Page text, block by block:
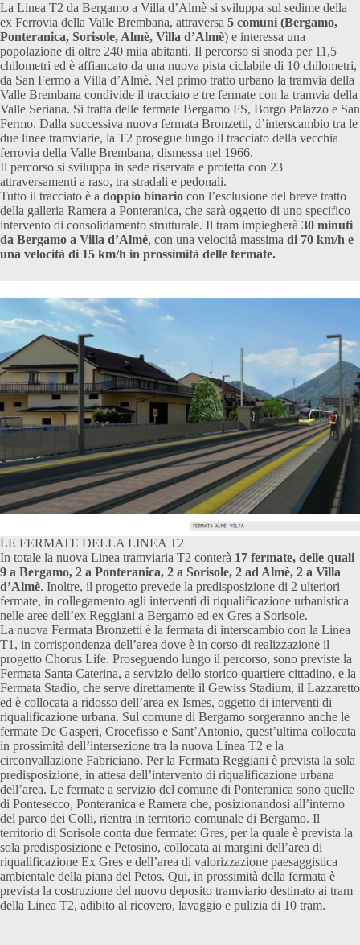
La Linea T2 da Bergamo a Villa d’Almè si sviluppa sul sedime della
ex Ferrovia della Valle Brembana, attraversa 5 comuni (Bergamo,
Ponteranica, Sorisole, Almè, Villa d’Almè) e interessa una
popolazione di oltre 240 mila abitanti. Il percorso si snoda per 11,5
chilometri ed è affiancato da una nuova pista ciclabile di 10 chilometri,
da San Fermo a Villa d’Almè. Nel primo tratto urbano la tramvia della
Valle Brembana condivide il tracciato e tre fermate con la tramvia della
Valle Seriana. Si tratta delle fermate Bergamo FS, Borgo Palazzo e San
Fermo. Dalla successiva nuova fermata Bronzetti, d’interscambio tra le
due linee tramviarie, la T2 prosegue lungo il tracciato della vecchia
ferrovia della Valle Brembana, dismessa nel 1966.
Il percorso si sviluppa in sede riservata e protetta con 23
attraversamenti a raso, tra stradali e pedonali.
Tutto il tracciato è a doppio binario con l’esclusione del breve tratto
della galleria Ramera a Ponteranica, che sarà oggetto di uno specifico
intervento di consolidamento strutturale. Il tram impiegherà 30 minuti
da Bergamo a Villa d’Almé, con una velocità massima di 70 km/h e
una velocità di 15 km/h in prossimità delle fermate.
LE FERMATE DELLA LINEA T2
In totale la nuova Linea tramviaria T2 conterà 17 fermate, delle quali
9 a Bergamo, 2 a Ponteranica, 2 a Sorisole, 2 ad Almè, 2 a Villa
d’Almè. Inoltre, il progetto prevede la predisposizione di 2 ulteriori
fermate, in collegamento agli interventi di riqualificazione urbanistica
nelle aree dell’ex Reggiani a Bergamo ed ex Gres a Sorisole.
La nuova Fermata Bronzetti è la fermata di interscambio con la Linea
T1, in corrispondenza dell’area dove è in corso di realizzazione il
progetto Chorus Life. Proseguendo lungo il percorso, sono previste la
Fermata Santa Caterina, a servizio dello storico quartiere cittadino, e la
Fermata Stadio, che serve direttamente il Gewiss Stadium, il Lazzaretto
ed è collocata a ridosso dell’area ex Ismes, oggetto di interventi di
riqualificazione urbana. Sul comune di Bergamo sorgeranno anche le
fermate De Gasperi, Crocefisso e Sant’Antonio, quest’ultima collocata
in prossimità dell’intersezione tra la nuova Linea T2 e la
circonvallazione Fabriciano. Per la Fermata Reggiani è prevista la sola
predisposizione, in attesa dell’intervento di riqualificazione urbana
dell’area. Le fermate a servizio del comune di Ponteranica sono quelle
di Pontesecco, Ponteranica e Ramera che, posizionandosi all’interno
del parco dei Colli, rientra in territorio comunale di Bergamo. Il
territorio di Sorisole conta due fermate: Gres, per la quale è prevista la
sola predisposizione e Petosino, collocata ai margini dell’area di
riqualificazione Ex Gres e dell’area di valorizzazione paesaggistica
ambientale della piana del Petos. Qui, in prossimità della fermata è
prevista la costruzione del nuovo deposito tramviario destinato ai tram
della Linea T2, adibito al ricovero, lavaggio e pulizia di 10 tram.